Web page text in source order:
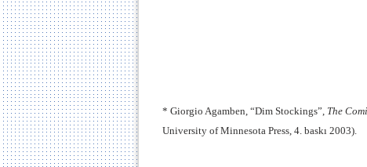
* Giorgio Agamben, “Dim Stockings”, The
University of Minnesota Press, 4. baskı 2003).